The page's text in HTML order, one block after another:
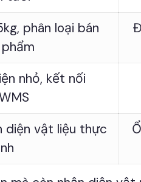
phân loại bán
nhỏ, kết nối
diện vật liệu thực